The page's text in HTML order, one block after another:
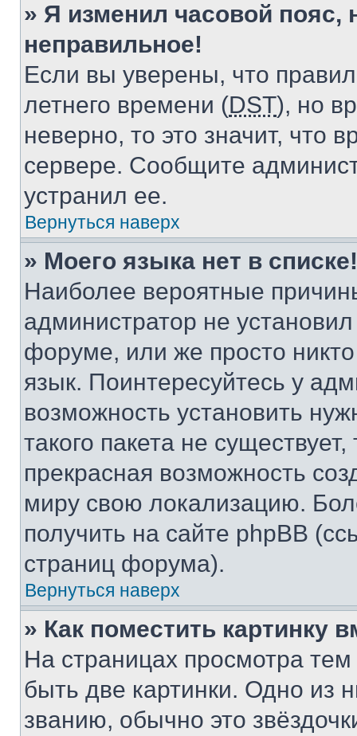
» Я изменил часовой пояс,
неправильное!
Если вы уверены, что
летнего времени (DST), но
неверно, то это значит, что
сервере. Сообщите
устранил ее.
Вернуться наверх
» Моего языка нет в списке!
Наиболее вероятные
администратор не
форуме, или же просто
язык. Поинтересуйтесь у
возможность установить
такого пакета не
прекрасная возможность
миру свою локализацию.
получить на сайте phpBB
страниц форума).
Вернуться наверх
» Как поместить картинку
На страницах просмотра
быть две картинки. Одно из
званию, обычно это